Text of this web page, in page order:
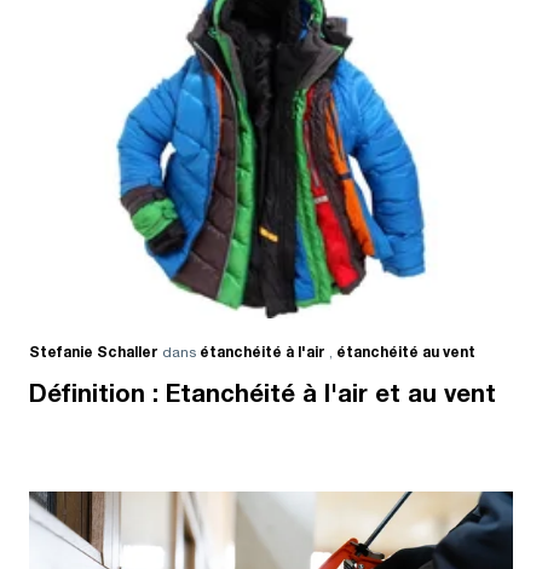
Stefanie Schaller dans étanchéité à l'air , étanchéité au vent
Définition : Etanchéité à l'air et au vent